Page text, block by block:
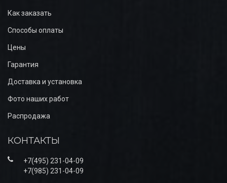
Как заказать
Способы оплаты
Цены
Гарантия
Доставка и установка
Фото наших работ
Распродажа
КОНТАКТЫ
+7(495) 231-04-09
+7(985) 231-04-09